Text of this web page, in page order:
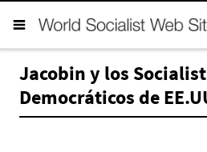
Jacobin y los
Democráticos de